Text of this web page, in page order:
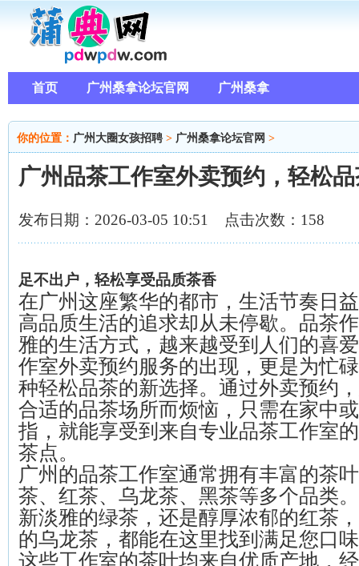
首页 广州桑拿论坛官网 广州桑拿
你的位置： 广州大圈女孩招聘 > 广州桑拿论坛官网 >
广州品茶工作室外卖预约，轻松
发布日期：2026-03-05 10:51 点击次数：158
足不出户，轻松享受品质茶香
在广州这座繁华的都市，生活节奏日
高品质生活的追求却从未停歇。品茶
雅的生活方式，越来越受到人们的喜
作室外卖预约服务的出现，更是为忙
种轻松品茶的新选择。通过外卖预约
合适的品茶场所而烦恼，只需在家中
指，就能享受到来自专业品茶工作室
茶点。
广州的品茶工作室通常拥有丰富的茶
茶、红茶、乌龙茶、黑茶等多个品类
新淡雅的绿茶，还是醇厚浓郁的红茶
的乌龙茶，都能在这里找到满足您口
这些工作室的茶叶均来自优质产地，